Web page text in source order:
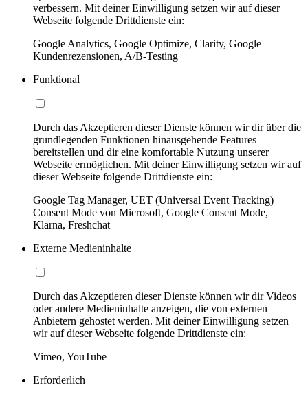
verbessern. Mit deiner Einwilligung setzen wir auf dieser
Webseite folgende Drittdienste ein:
Google Analytics, Google Optimize, Clarity, Google
Kundenrezensionen, A/B-Testing
Funktional
Durch das Akzeptieren dieser Dienste können wir dir über die
grundlegenden Funktionen hinausgehende Features
bereitstellen und dir eine komfortable Nutzung unserer
Webseite ermöglichen. Mit deiner Einwilligung setzen wir auf
dieser Webseite folgende Drittdienste ein:
Google Tag Manager, UET (Universal Event Tracking)
Consent Mode von Microsoft, Google Consent Mode,
Klarna, Freshchat
Externe Medieninhalte
Durch das Akzeptieren dieser Dienste können wir dir Videos
oder andere Medieninhalte anzeigen, die von externen
Anbietern gehostet werden. Mit deiner Einwilligung setzen
wir auf dieser Webseite folgende Drittdienste ein:
Vimeo, YouTube
Erforderlich